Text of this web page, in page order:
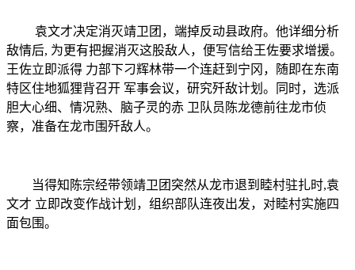
袁文才决定消灭靖卫团，端掉反动县政府。他详细分析
敌情后, 为更有把握消灭这股敌人，便写信给王佐要求增援。
王佐立即派得 力部下刁辉林带一个连赶到宁冈，随即在东南
特区住地狐狸背召开 军事会议，研究歼敌计划。同时，选派
胆大心细、情况熟、脑子灵的赤 卫队员陈龙德前往龙市侦
察，准备在龙市围歼敌人。
当得知陈宗经带领靖卫团突然从龙市退到睦村驻扎时,袁
文才 立即改变作战计划，组织部队连夜出发，对睦村实施四
面包围。